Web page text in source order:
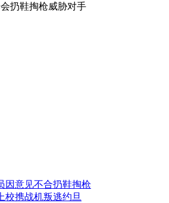
乞老人穿衣服
扔鞋掏枪威胁对手
因意见不合扔鞋掏枪
校携战机叛逃约旦